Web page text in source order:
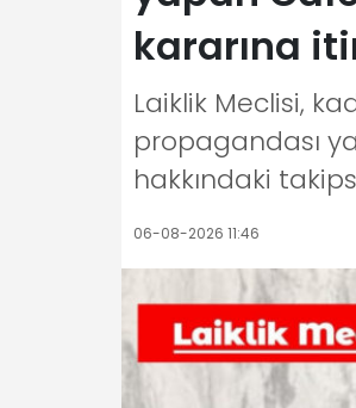
kararına
Laiklik Meclisi,
propagandası
hakkındaki
06-08-2026 11:46